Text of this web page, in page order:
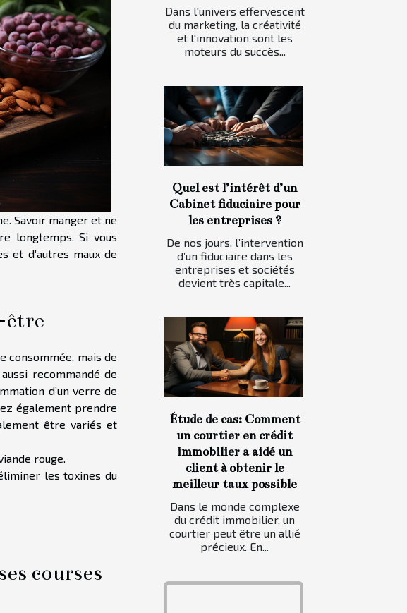
Savoir manger et ne
longtemps. Si vous
et d’autres maux de
être
consommée, mais de
recommandé de
d’un verre de
également prendre
être variés et
rouge.
les toxines du
courses
Dans l'univers effervescent
du marketing, la créativité
et l'innovation sont les
moteurs du succès...
Quel est l’intérêt d’un
Cabinet fiduciaire pour
les entreprises ?
De nos jours, l’intervention
d’un fiduciaire dans les
entreprises et sociétés
devient très capitale...
Étude de cas: Comment
un courtier en crédit
immobilier a aidé un
client à obtenir le
meilleur taux possible
Dans le monde complexe
du crédit immobilier, un
courtier peut être un allié
précieux. En...